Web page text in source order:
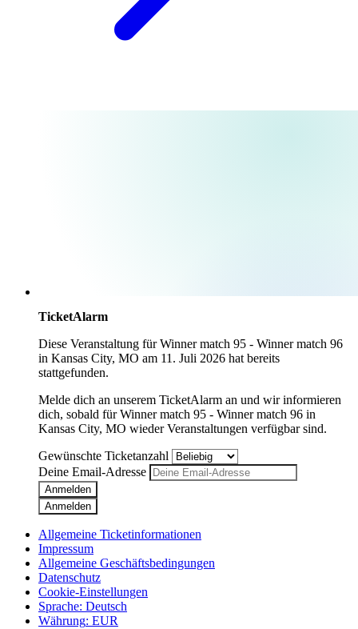
TicketAlarm
Diese Veranstaltung fürWinner match 95 - Winner match 96
in Kansas City, MO am 11. Juli 2026 hat bereits
stattgefunden.
Melde dich an unserem TicketAlarm an und wir informieren
dich, sobald fürWinner match 95 - Winner match 96 in
Kansas City, MO wieder Veranstaltungen verfügbar sind.
Gewünschte Ticketanzahl
Deine Email-Adresse
Anmelden
Anmelden
Allgemeine Ticketinformationen
Impressum
Allgemeine Geschäftsbedingungen
Datenschutz
Cookie-Einstellungen
Sprache: Deutsch
Währung: EUR